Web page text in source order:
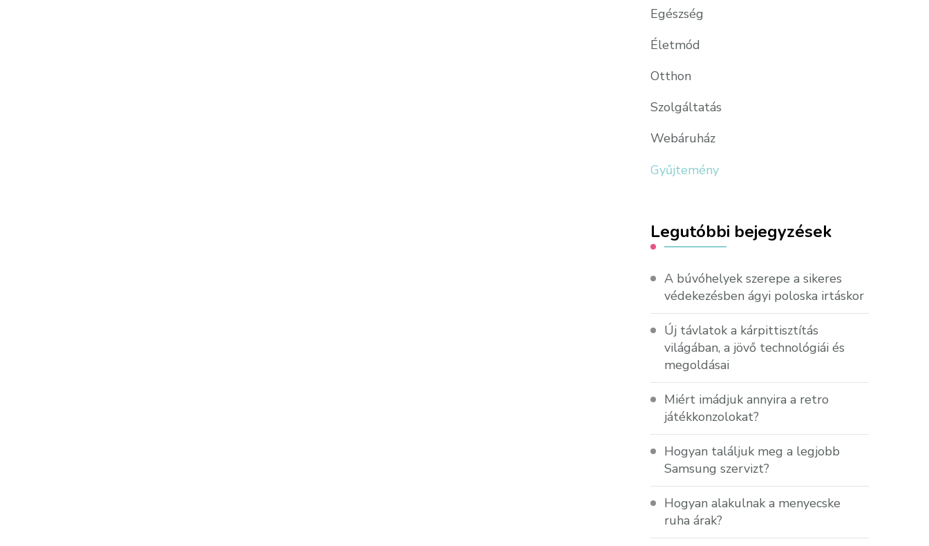
Egészség
Életmód
Otthon
Szolgáltatás
Webáruház
Gyűjtemény
Legutóbbi bejegyzések
A búvóhelyek szerepe a sikeres
védekezésben ágyi poloska irtáskor
Új távlatok a kárpittisztítás
világában, a jövő technológiái és
megoldásai
Miért imádjuk annyira a retro
játékkonzolokat?
Hogyan találjuk meg a legjobb
Samsung szervizt?
Hogyan alakulnak a menyecske
ruha árak?